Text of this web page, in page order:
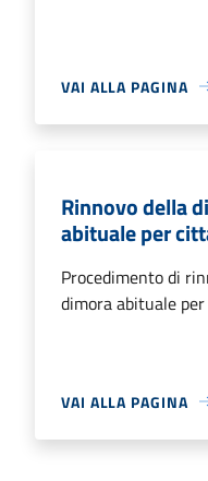
VAI ALLA PAGINA
Rinnovo della
abituale per
Procedimento di
dimora abituale
VAI ALLA PAGINA